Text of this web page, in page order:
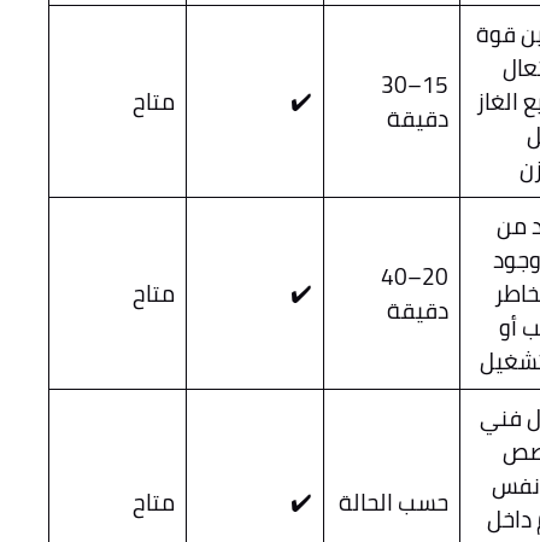
قوة
الغاز 15–30
دقيقة ✔️ متاح
من
أو
20–40
دقيقة ✔️ متاح
فني
نفس
داخل
حسب الحالة ✔️ متاح